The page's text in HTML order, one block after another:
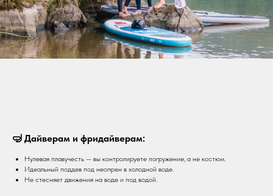
🤿 Дайверам и фридайверам:
Нулевая плавучесть — вы контролируете погружение, а не костюм.
Идеальный поддев под неопрен в холодной воде.
Не стесняет движения на воде и под водой.